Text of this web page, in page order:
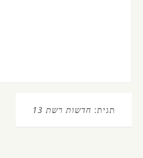
תגית: חדשות רשת 13